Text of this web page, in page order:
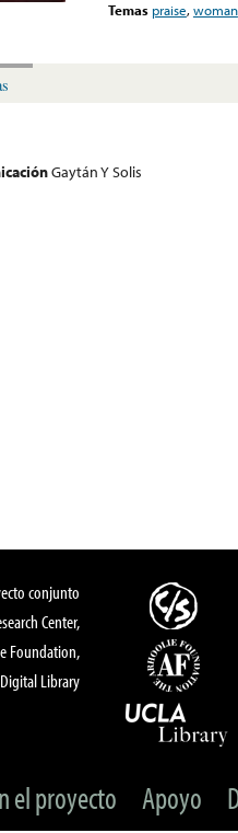
Temas praise,woman
Gaytán Y Solis
conjunto
Center,
Foundation,
Library
el proyecto Apoyo